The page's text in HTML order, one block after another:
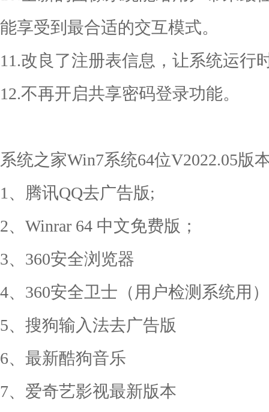
能享受到最合适的交互模式。
11.改良了注册表信息，让系统运行
12.不再开启共享密码登录功能。
系统之家Win7系统64位V2022.05版
1、腾讯QQ去广告版;
2、Winrar 64 中文免费版；
3、360安全浏览器
4、360安全卫士（用户检测系统用）
5、搜狗输入法去广告版
6、最新酷狗音乐
7、爱奇艺影视最新版本